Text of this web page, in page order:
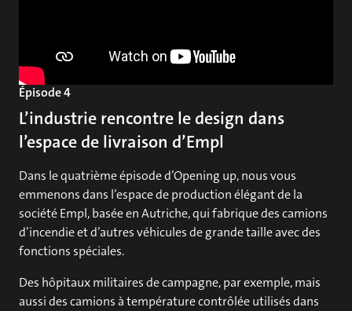
Épisode 4
L’industrie rencontre le design dans
l’espace de livraison d’Empl
Dans le quatrième épisode d’Opening up, nous vous
emmenons dans l’espace de production élégant de la
société Empl, basée en Autriche, qui fabrique des camions
d’incendie et d’autres véhicules de grande taille avec des
fonctions spéciales.
Des hôpitaux militaires de campagne, par exemple, mais
aussi des camions à température contrôlée utilisés dans